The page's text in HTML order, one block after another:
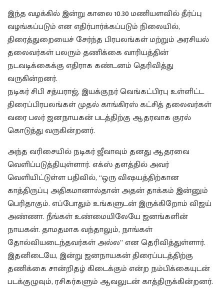
இந்த வழக்கில் இன்று காலை 10.30 மணியளவில் தீர்ப்பு
வழங்கப்படும் என எதிர்பார்க்கப்படும் நிலையில்,
திரைத்துறையைச் சேர்ந்த பிரபலங்கள் மற்றும் அரசியல்
தலைவர்கள் பலரும் தணிக்கை வாரியத்தின்
நடவடிக்கைக்கு எதிராக கண்டனம் தெரிவித்து
வருகின்றனர்.
நடிகர் சிபி சத்யராஜ், இயக்குநர் வெங்கட்பிரபு உள்ளிட்ட
திரைப்பிரபலங்கள் முதல் காங்கிரஸ் கட்சித் தலைவர்கள்
வரை பலர் ஜனநாயகன் படத்திற்கு ஆதரவாக குரல்
கொடுத்து வருகின்றனர்.
அந்த வரிசையில் நடிகர் ஜீவாவும் தனது ஆதரவை
வெளிப்படுத்தியுள்ளார். எக்ஸ் தளத்தில் அவர்
வெளியிட்டுள்ள பதிவில், “ஒரு விஷயத்திற்கான
காத்திருப்பு அதிகமானால்தான் அதன் தாக்கம் இன்னும்
பெரிதாகும். எப்போதும் உங்களுடன் இருக்கிறோம் விஜய்
அண்ணா. நீங்கள் உண்மையிலேயே ஜனங்களின்
நாயகன். தாமதமாக வந்தாலும், நாங்கள்
தோல்வியடைந்தவர்கள் அல்ல” என தெரிவித்துள்ளார்.
இதனிடையே, இன்று ஜனநாயகன் திரைப்படத்திற்கு
தணிக்கை சான்றிதழ் கிடைக்கும் என்ற நம்பிக்கையுடன்
படக்குழுவும், ரசிகர்களும் ஆவலுடன் காத்திருக்கின்றனர்.